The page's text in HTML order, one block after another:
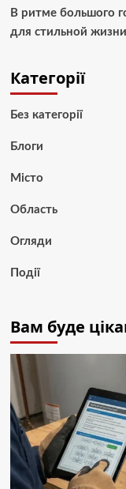
В ритме большого
для стильной
Категорії
Без категорії
Блоги
Місто
Область
Огляди
Події
Вам буде